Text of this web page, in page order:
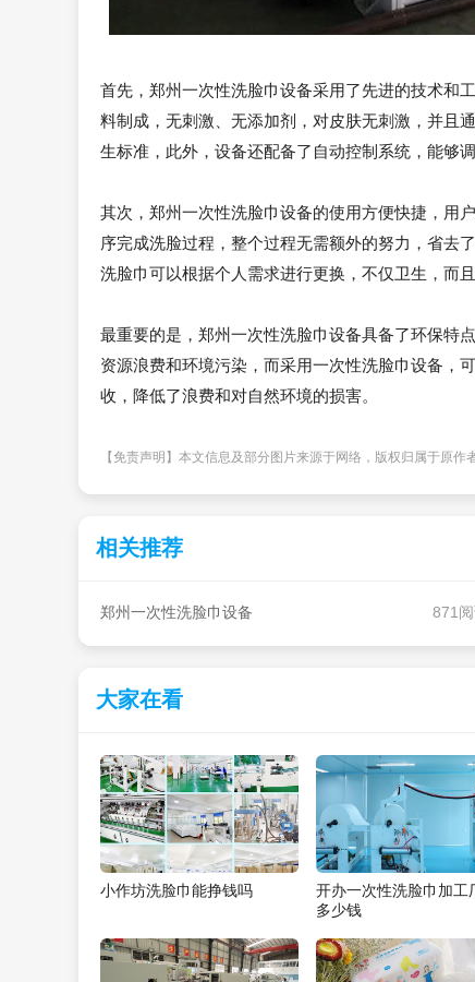
首先，郑州一次性洗脸巾设备采用了先进的技术和
料制成，无刺激、无添加剂，对皮肤无刺激，并且
生标准，此外，设备还配备了自动控制系统，能够
其次，郑州一次性洗脸巾设备的使用方便快捷，用
序完成洗脸过程，整个过程无需额外的努力，省去
洗脸巾可以根据个人需求进行更换，不仅卫生，而
最重要的是，郑州一次性洗脸巾设备具备了环保特
资源浪费和环境污染，而采用一次性洗脸巾设备，
收，降低了浪费和对自然环境的损害。
【免责声明】本文信息及部分图片来源于网络，版权归属于原
相关推荐
郑州一次性洗脸巾设备 871
大家在看
小作坊洗脸巾能挣钱吗
开办一次性洗脸巾加工
多少钱